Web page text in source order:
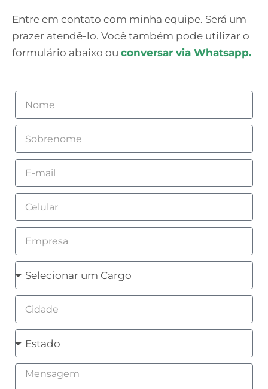
Entre em contato com minha equipe. Será um
prazer atendê-lo. Você também pode utilizar o
formulário abaixo ou conversar via Whatsapp.
Nome
Sobrenome
Email
Celular
Empresa
Cargo
Cidade
Estado
Mensagem